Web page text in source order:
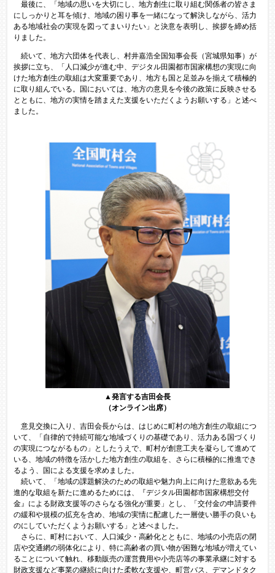
​ 最後に、「地域の思いを大切にし、地方創生に取り組む関係者の皆さま
にしっかりと耳を傾け、地域の困り事を一緒になって解決しながら、活力
ある地域社会の実現を図ってまいりたい」と決意を表明し、挨拶を締め括
りました。
続いて、地方六団体を代表し、村井嘉浩全国知事会長（宮城県知事）が
挨拶に立ち、「人口減少が進む中、デジタル田園都市国家構想の実現に向
けた地方創生の取組は大変重要であり、地方も国と足並みを揃えて積極的
に取り組んでいる。国においては、地方の意見を今後の政策に反映させる
とともに、地方の実情を踏まえた支援をいただくようお願いする」と述べ
ました。
▲発言する吉田会長
（オンライン出席）
意見交換に入り、吉田会長からは、はじめに町村の地方創生の取組につ
いて、「自律的で持続可能な地域づくりの基礎であり、活力ある国づくり
の実現につながるもの」としたうえで、町村が創意工夫を凝らして進めて
いる、地域の特徴を活かした地方創生の取組を、さらに積極的に推進でき
るよう、国による支援を求めました。
続いて、「地域の課題解決のための取組や魅力向上に向けた意欲ある先
進的な取組を新たに進めるためには、『デジタル田園都市国家構想交付
金』による財政支援等のさらなる強化が重要」とし、「交付金の申請要件
の緩和や規模の拡充を含め、地域の実情に配慮した一層使い勝手の良いも
のにしていただくようお願いする」と述べました。
さらに、町村において、人口減少・高齢化とともに、地域の小売店の閉
店や交通網の弱体化により、特に高齢者の買い物が困難な地域が増えてい
ることについて触れ、移動販売の運営費用や小売店等の事業承継に対する
財政支援など事業の継続に向けた柔軟な支援や、町営バス、デマンドタク